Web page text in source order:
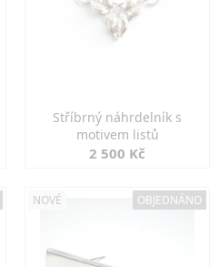
Stříbrný náhrdelník s
motivem listů
2 500 Kč
NOVÉ OBJEDNÁNO